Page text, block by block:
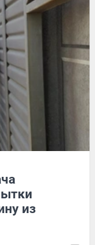
из